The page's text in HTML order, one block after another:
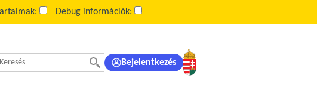
Debug információk:
Bejelentkezés